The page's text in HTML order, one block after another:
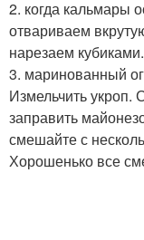
2. когда кальмары
отвариваем
нарезаем кубиками.
3. маринованный
Измельчить укроп.
заправить
смешайте с
Хорошенько все